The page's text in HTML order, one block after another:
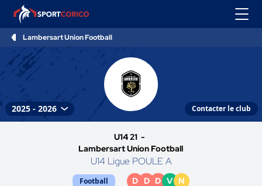
Lambersart Union Football
Contacter le club
U14 21 -
Lambersart Union Football
U14 Ligue POULE A
Football D D D V N